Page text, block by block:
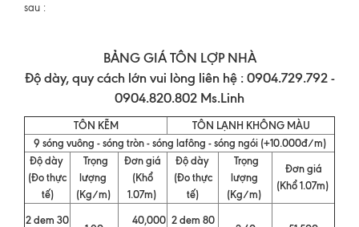
sau :
BẢNG GIÁ TÔN LỢP NHÀ
Độ dày, quy cách lớn vui lòng liên hệ : 0904.729.792 -
0904.820.802 Ms.Linh
TÔN KẼM
TÔN LẠNH KHÔNG MÀU
9 sóng vuông - sóng tròn - sóng lafông - sóng ngói (+10.000đ/m)
Độ dày
(Đo thực
tế)
Trọng
lượng
(Kg/m)
Đơn giá
(Khổ
1.07m)
Độ dày
(Đo thực
tế)
Trọng
lượng
(Kg/m)
Đơn giá
(Khổ 1.07m)
2 dem 30 40,000 2 dem 80